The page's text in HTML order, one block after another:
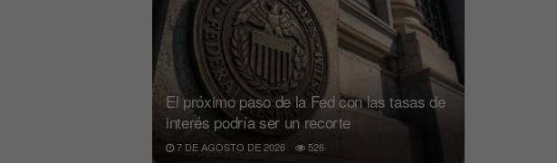
El próximo paso de la Fed con las tasas de
interés podría ser un recorte
7 DE AGOSTO DE 2026 526